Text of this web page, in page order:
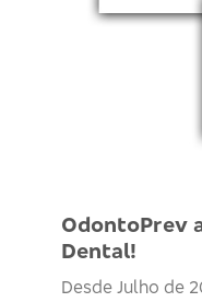
OdontoPrev
Dental!
Desde Julho de